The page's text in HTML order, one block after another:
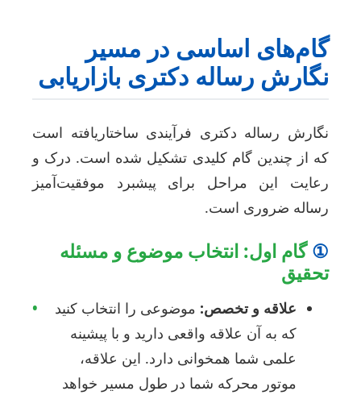
اساسی در مسیر
رساله دکتری بازاریابی
رساله دکتری فرآیندی ساختاریافته است
از چندین گام کلیدی تشکیل شده است. درک و
این مراحل برای پیشبرد موفقیت‌آمیز
ضروری است.
گام اول: انتخاب موضوع و مسئله
• علاقه و تخصص:موضوعی را انتخاب کنید
که به آن علاقه واقعی دارید و با پیشینه
علمی شما همخوانی دارد. این علاقه،
موتور محرکه شما در طول مسیر خواهد